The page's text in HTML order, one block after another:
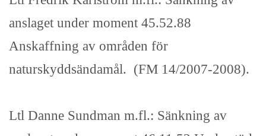
anslaget under moment 45.52.88
Anskaffning av områden för
naturskyddsändamål. (FM 14/2007-2008).
Ltl Danne Sundman m.fl.: Sänkning av